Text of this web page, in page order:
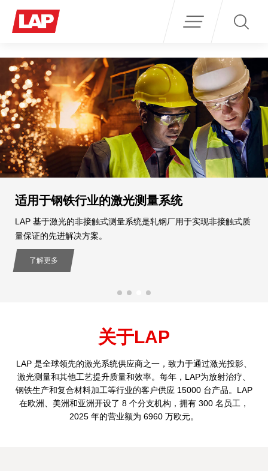
适用于钢铁行业的激光测量系统
LAP 基于激光的非接触式测量系统是轧钢厂用于实现非接触式质
量保证的先进解决方案。
了解更多
关于LAP
LAP 是全球领先的激光系统供应商之一，致力于通过激光投影、
激光测量和其他工艺提升质量和效率。每年，LAP为放射治疗、
钢铁生产和复合材料加工等行业的客户供应 15000 台产品。LAP
在欧洲、美洲和亚洲开设了 8 个分支机构，拥有 300 名员工，
2025 年的营业额为 6960 万欧元。